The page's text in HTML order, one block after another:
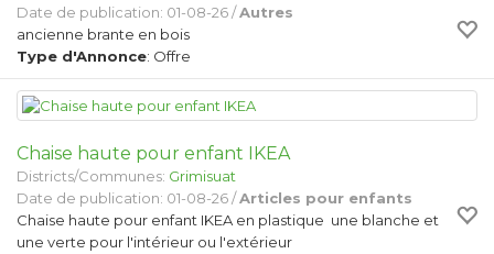
Date de publication: 01-08-26 /Autres
ancienne brante en bois
Type d'Annonce: Offre
Chaise haute pour enfant IKEA
Districts/Communes: Grimisuat
Date de publication: 01-08-26 /Articles pour enfants
Chaise haute pour enfant IKEA en plastique une blanche et
une verte pour l'intérieur ou l'extérieur